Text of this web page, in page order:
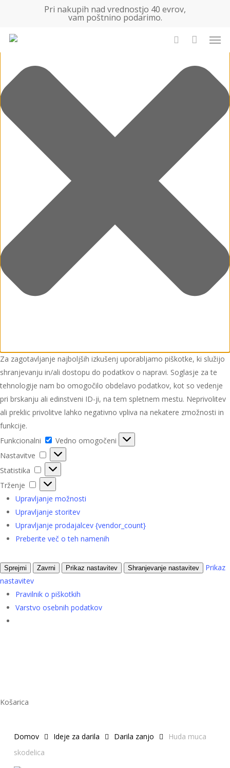
Upravljanje soglasja za piškotke
Za zagotavljanje najboljših izkušenj uporabljamo piškotke, ki služijo
shranjevanju in/ali dostopu do podatkov o napravi. Soglasje za te
tehnologije nam bo omogočilo obdelavo podatkov, kot so vedenje
pri brskanju ali edinstveni ID-ji, na tem spletnem mestu. Neprivolitev
ali preklic privolitve lahko negativno vpliva na nekatere zmožnosti in
funkcije.
Funkcionalni
Funkcionalni
Vedno omogočeni
Nastavitve
Nastavitve
Statistika
Statistika
Trženje
Trženje
Upravljanje možnosti
Upravljanje storitev
Upravljanje prodajalcev {vendor_count}
Preberite več o teh namenih
Sprejmi Zavrni Prikaz nastavitev Shranjevanje nastavitev
Prikaz
nastavitev
Pravilnik o piškotkih
Varstvo osebnih podatkov
main
Pri nakupih nad vrednostjo 40 evrov,
vam poštnino podarimo.
Košarica
Domov Ideje za darila Darila zanjo
Huda muca
skodelica